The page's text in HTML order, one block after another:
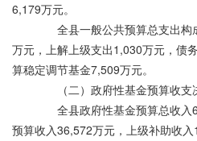
6,179万元。
全县一般公共预算总支出构
万元，上解上级支出1,030万元，债
算稳定调节基金7,509万元。
（二）政府性基金预算收支
全县政府性基金预算总收入
预算收入36,572万元，上级补助收